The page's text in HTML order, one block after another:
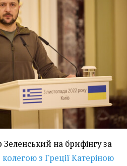
на брифінгу за
колегою з Греції Катеріною